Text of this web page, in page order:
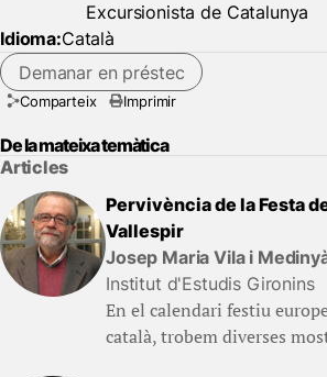
Excursionista de Catalunya
Idioma:Català
Demanar en préstec
Comparteix Imprimir
De la mateixa temàtica
Articles
Pervivència de la Festa
Vallespir
Josep Maria Vila i
Institut d'Estudis Gironins
En el calendari festiu
català, trobem diverses